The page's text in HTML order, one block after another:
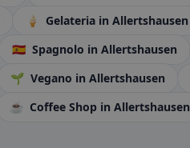
🍦 Gelateria in Allertshausen
🇪🇸 Spagnolo in Allertshausen
🌱 Vegano in Allertshausen
☕ Coffee Shop in Allertshausen